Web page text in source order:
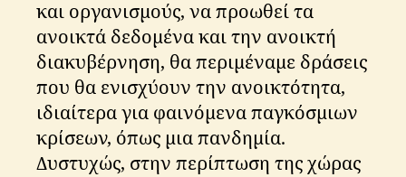
και οργανισμούς, να προωθεί τα
ανοικτά δεδομένα και την ανοικτή
διακυβέρνηση, θα περιμέναμε δράσεις
που θα ενισχύουν την ανοικτότητα,
ιδιαίτερα για φαινόμενα παγκόσμιων
κρίσεων, όπως μια πανδημία.
Δυστυχώς, στην περίπτωση της χώρας